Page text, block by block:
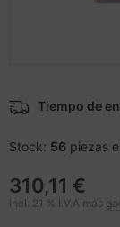
Tiempo de
Stock: 56 piezas
310,11 €
incl. 21 % I.V.A más
Zubehör
de